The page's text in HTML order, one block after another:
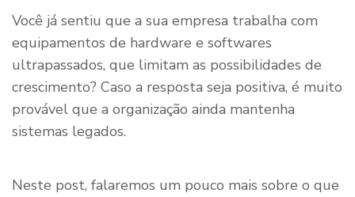
Você já sentiu que a sua empresa trabalha com
equipamentos de hardware e softwares
ultrapassados, que limitam as possibilidades de
crescimento? Caso a resposta seja positiva, é muito
provável que a organização ainda mantenha
sistemas legados.
Neste post, falaremos um pouco mais sobre o que